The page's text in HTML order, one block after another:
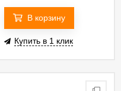
В корзину
Купить в 1 клик